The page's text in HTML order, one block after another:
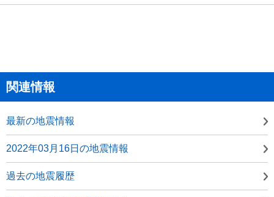
関連情報
最新の地震情報
2022年03月16日の地震情報
過去の地震履歴